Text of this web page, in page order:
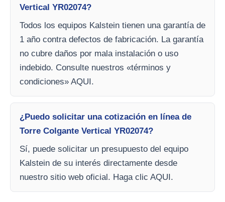
Vertical YR02074?
Todos los equipos Kalstein tienen una garantía de
1 año contra defectos de fabricación. La garantía
no cubre daños por mala instalación o uso
indebido. Consulte nuestros «términos y
condiciones» AQUI.
¿Puedo solicitar una cotización en línea de
Torre Colgante Vertical YR02074?
Sí, puede solicitar un presupuesto del equipo
Kalstein de su interés directamente desde
nuestro sitio web oficial. Haga clic AQUI.